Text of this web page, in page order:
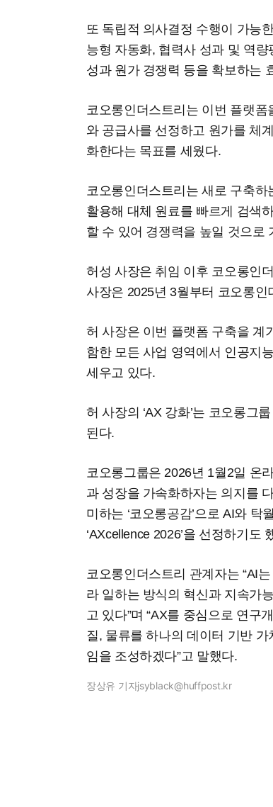
또 독립적 의사결정 수행이 가능
능형 자동화, 협력사 성과 및 역
성과 원가 경쟁력 등을 확보하는
코오롱인더스트리는 이번 플랫
와 공급사를 선정하고 원가를 체
화한다는 목표를 세웠다.
코오롱인더스트리는 새로 구축
활용해 대체 원료를 빠르게 검색
할 수 있어 경쟁력을 높일 것으로
허성 사장은 취임 이후 코오롱인
사장은 2025년 3월부터 코오롱
허 사장은 이번 플랫폼 구축을 계
함한 모든 사업 영역에서 인공지
세우고 있다.
허 사장의 ‘AX 강화’는 코오롱그
된다.
코오롱그룹은 2026년 1월2일 온
과 성장을 가속화하자는 의지를
미하는 ‘코오롱공감’으로 AI와
‘AXcellence 2026’을 선정하기도
코오롱인더스트리 관계자는 “AI
라 일하는 방식의 혁신과 지속가
고 있다”며 “AX를 중심으로 연구
질, 물류를 하나의 데이터 기반
임을 조성하겠다”고 말했다.
장상유 기자jsyblack@huffpost.kr